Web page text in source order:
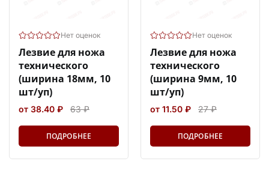
Нет оценок
Лезвие для ножа
технического
(ширина 18мм, 10
шт/уп)
от 38.40 ₽ 63 ₽
ПОДРОБНЕЕ
Нет оценок
Лезвие для ножа
технического
(ширина 9мм, 10
шт/уп)
от 11.50 ₽ 27 ₽
ПОДРОБНЕЕ